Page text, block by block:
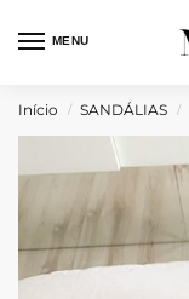
MENU
Início / SANDÁLIAS /